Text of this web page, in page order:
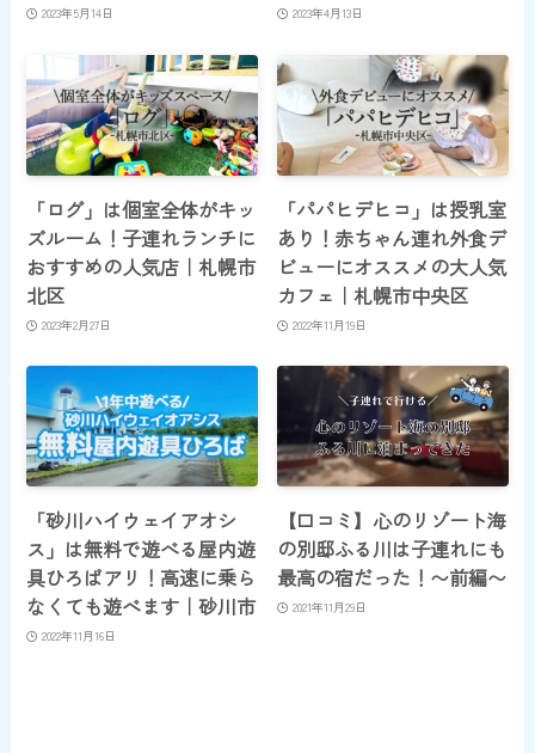
2023年5月14日 2023年4月13日
「ログ」は個室全体がキッ
ズルーム！子連れランチに
おすすめの人気店｜札幌市
北区
2023年2月27日
「パパヒデヒコ」は授乳室
あり！赤ちゃん連れ外食デ
ビューにオススメの大人気
カフェ｜札幌市中央区
2022年11月19日
「砂川ハイウェイアオシ
ス」は無料で遊べる屋内遊
具ひろばアリ！高速に乗ら
なくても遊べます｜砂川市
2022年11月16日
【口コミ】心のリゾート海
の別邸ふる川は子連れにも
最高の宿だった！〜前編〜
2021年11月29日